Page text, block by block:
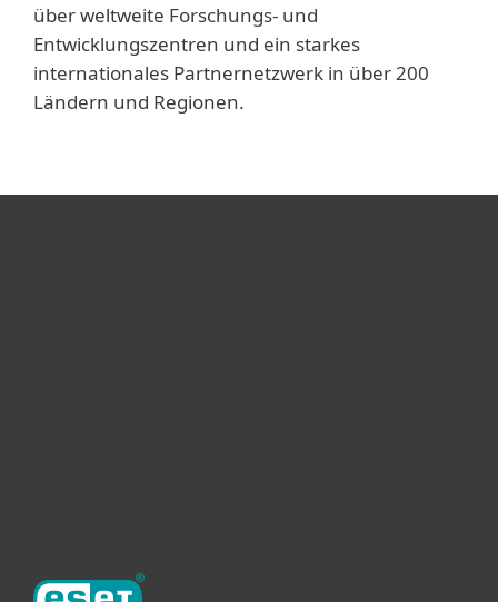
über weltweite Forschungs- und
Entwicklungszentren und ein starkes
internationales Partnernetzwerk in über 200
Ländern und Regionen.